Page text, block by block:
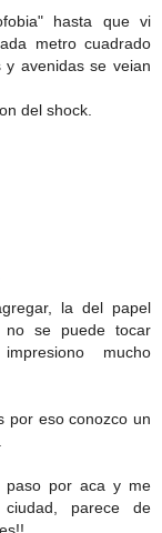
hasta que vi
metro cuadrado
avenidas se veian
del shock.
la del papel
no se puede tocar
mucho
por eso conozco un
paso por aca y me
parece de